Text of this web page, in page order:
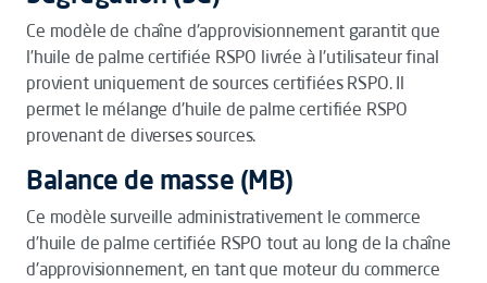
Ce modèle de chaîne d'approvisionnement garantit que
l’huile de palme certifiée RSPO livrée à l'utilisateur final
provient uniquement de sources certifiées RSPO. Il
permet le mélange d'huile de palme certifiée RSPO
provenant de diverses sources.
Balance de masse (MB)
Ce modèle surveille administrativement le commerce
d’huile de palme certifiée RSPO tout au long de la chaîne
d'approvisionnement, en tant que moteur du commerce